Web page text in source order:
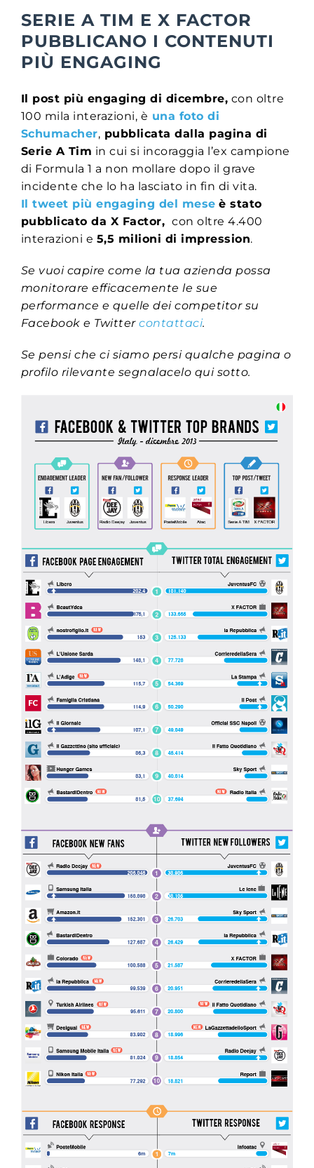
SERIE A TIM E X FACTOR
PUBBLICANO I CONTENUTI
PIÙ ENGAGING
Il post più engaging di dicembre, con oltre
100 mila interazioni, è una foto di
Schumacher, pubblicata dalla pagina di
Serie A Tim in cui si incoraggia l’ex campione
di Formula 1 a non mollare dopo il grave
incidente che lo ha lasciato in fin di vita.
Il tweet più engaging del mese è stato
pubblicato da X Factor, con oltre 4.400
interazioni e 5,5 milioni di impression.
Se vuoi capire come la tua azienda possa
monitorare efficacemente le sue
performance e quelle dei competitor su
Facebook e Twittercontattaci.
Se pensi che ci siamo persi qualche pagina o
profilo rilevante segnalacelo qui sotto.